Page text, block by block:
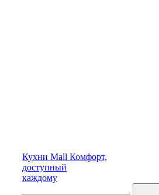
Кухни Mall Комфорт,
доступный
каждому